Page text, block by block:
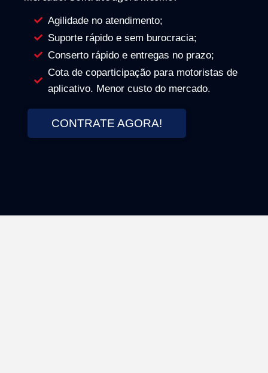
Agilidade no atendimento;
Suporte rápido e sem burocracia;
Conserto rápido e entregas no prazo;
Cota de coparticipação para motoristas de
aplicativo. Menor custo do mercado.
CONTRATE AGORA!